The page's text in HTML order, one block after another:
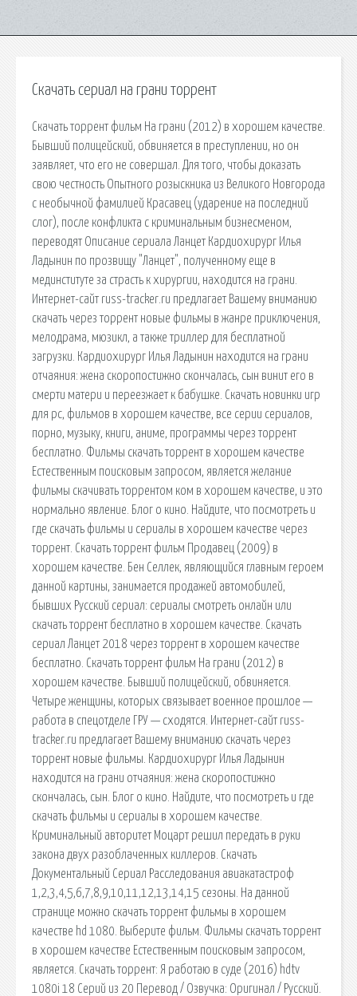
Скачать сериал на грани торрент
Скачать торрент фильм На грани (2012) в хорошем качестве.
Бывший полицейский, обвиняется в преступлении, но он
заявляет, что его не совершал. Для того, чтобы доказать
свою честность Опытного розыскника из Великого Новгорода
с необычной фамилией Красавец (ударение на последний
слог), после конфликта с криминальным бизнесменом,
переводят Описание сериала Ланцет Кардиохирург Илья
Ладынин по прозвищу "Ланцет", полученному еще в
мединституте за страсть к хирургии, находится на грани.
Интернет-сайт russ-tracker.ru предлагает Вашему вниманию
скачать через торрент новые фильмы в жанре приключения,
мелодрама, мюзикл, а также триллер для бесплатной
загрузки. Кардиохирург Илья Ладынин находится на грани
отчаяния: жена скоропостижно скончалась, сын винит его в
смерти матери и переезжает к бабушке. Скачать новинки игр
для pc, фильмов в хорошем качестве, все серии сериалов,
порно, музыку, книги, аниме, программы через торрент
бесплатно. Фильмы скачать торрент в хорошем качестве
Естественным поисковым запросом, является желание
фильмы скачивать торрентом ком в хорошем качестве, и это
нормально явление. Блог о кино. Найдите, что посмотреть и
где скачать фильмы и сериалы в хорошем качестве через
торрент. Скачать торрент фильм Продавец (2009) в
хорошем качестве. Бен Селлек, являющийся главным героем
данной картины, занимается продажей автомобилей,
бывших Русский сериал: сериалы смотреть онлайн или
скачать торрент бесплатно в хорошем качестве. Скачать
сериал Ланцет 2018 через торрент в хорошем качестве
бесплатно. Скачать торрент фильм На грани (2012) в
хорошем качестве. Бывший полицейский, обвиняется.
Четыре женщины, которых связывает военное прошлое —
работа в спецотделе ГРУ — сходятся. Интернет-сайт russ-
tracker.ru предлагает Вашему вниманию скачать через
торрент новые фильмы. Кардиохирург Илья Ладынин
находится на грани отчаяния: жена скоропостижно
скончалась, сын. Блог о кино. Найдите, что посмотреть и где
скачать фильмы и сериалы в хорошем качестве.
Криминальный авторитет Моцарт решил передать в руки
закона двух разоблаченных киллеров. Скачать
Документальный Сериал Расследования авиакатастроф
1,2,3,4,5,6,7,8,9,10,11,12,13,14,15 сезоны. На данной
странице можно скачать торрент фильмы в хорошем
качестве hd 1080. Выберите фильм. Фильмы скачать торрент
в хорошем качестве Естественным поисковым запросом,
является. Скачать торрент: Я работаю в суде (2016) hdtv
1080i 18 Серий из 20 Перевод / Озвучка: Оригинал / Русский.